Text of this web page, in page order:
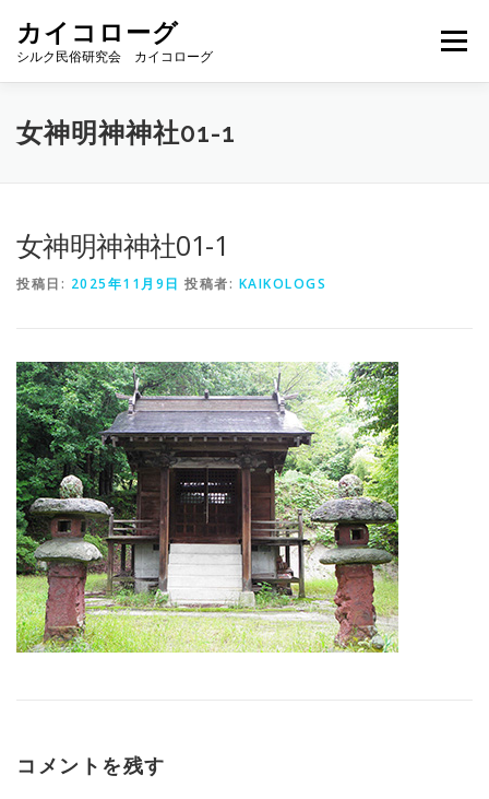
カイコローグ
シルク民俗研究会 カイコローグ
メニュー
カイコローグの歩み 資料館図書
女神明神神社01-1
女神明神神社01-1
投稿日: 2025年11月9日 投稿者: KAIKOLOGS
コメントを残す